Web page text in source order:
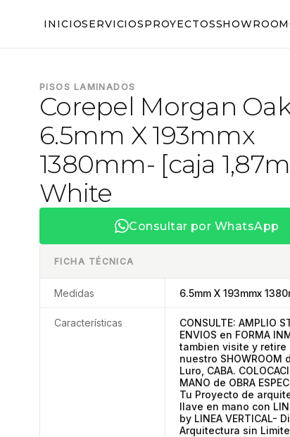
INICIOSERVICIOSPROYECTOSSHOWROOM
PISOS LAMINADOS
Corepel Morgan
6.5mm X 193mmx
1380mm- [caja
White
Consultar por WhatsApp
FICHA TÉCNICA
Medidas 6.5mm X 193mmx
Características
CONSULTE: AMPLIO
ENVIOS en FORMA
tambien visite y retire
nuestro SHOWROOM
Luro, CABA.
MANO de OBRA
Tu Proyecto de
llave en mano con
by LINEA VERTICAL-
Arquitectura sin